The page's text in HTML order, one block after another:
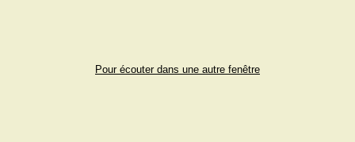
Pour écouter dans une autre fenêtre